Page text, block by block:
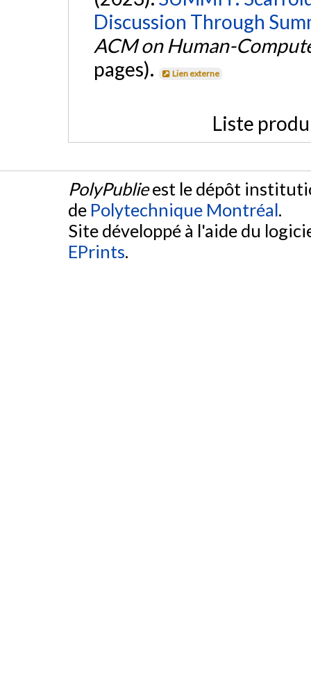
Discussion Through
ACM on Human-
pages).
Lien externe
Liste
PolyPublieest le dépôt
de Polytechnique Montréal.
Site développé à l'aide du
EPrints.